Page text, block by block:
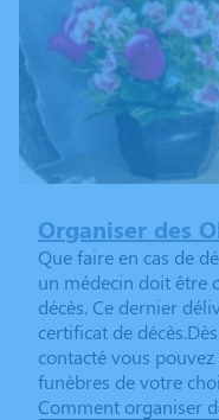
Organiser des
Que faire en cas de
un médecin doit être
décès. Ce dernier
certificat de
contacté vous
funèbres de votre
Comment organiser